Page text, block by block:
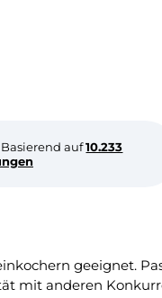
Basierend auf10.233
geeignet.
mit anderen